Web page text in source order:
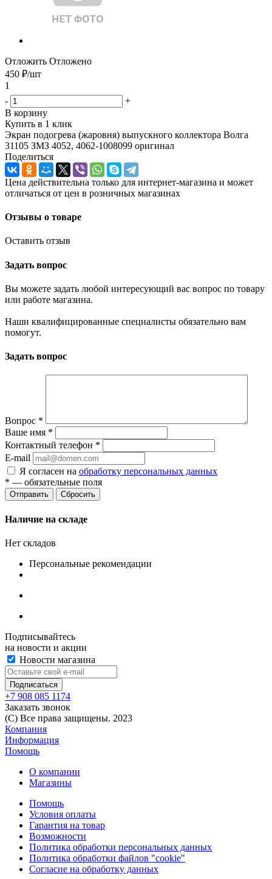
Отложить Отложено
450 ₽/шт
1
-
+
В корзину
Купить в 1 клик
Экран подогрева (жаровня) выпускного коллектора Волга
31105 ЗМЗ 4052, 4062-1008099 оригинал
Поделиться
Цена действительна только для интернет-магазина и может
отличаться от цен в розничных магазинах
Отзывы о товаре
Оставить отзыв
Задать вопрос
Вы можете задать любой интересующий вас вопрос по товару
или работе магазина.
Наши квалифицированные специалисты обязательно вам
помогут.
Задать вопрос
Вопрос *
Ваше имя *
Контактный телефон *
E-mail
Я согласен на обработку персональных данных
* — обязательные поля
Сбросить
Наличие на складе
Нет складов
Персональные рекомендации
Подписывайтесь
на новости и акции
Новости магазина
+7 908 085 1174
Заказать звонок
(C) Все права защищены. 2023
Компания
Информация
Помощь
О компании
Магазины
Помощь
Условия оплаты
Гарантия на товар
Возможности
Политика обработки персональных данных
Политика обработки файлов "cookie"
Согласие на обработку данных